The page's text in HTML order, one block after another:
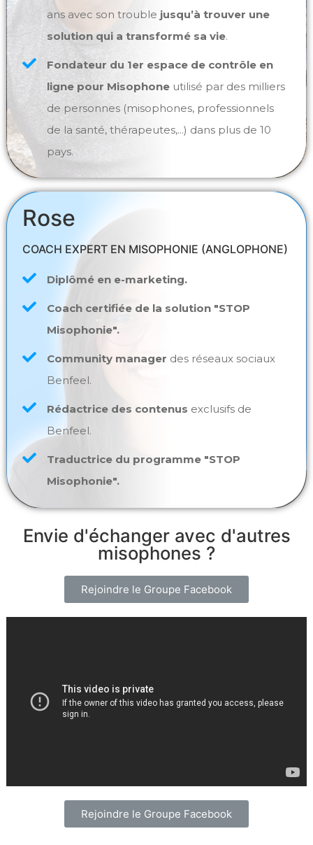
ans avec son trouble jusqu’à trouver une
solution qui a transformé sa vie.
Fondateur du 1er espace de contrôle en
ligne pour Misophone utilisé par des milliers
de personnes (misophones, professionnels
de la santé, thérapeutes,...) dans plus de 10
pays.
Rose
COACH EXPERT EN MISOPHONIE (ANGLOPHONE)
Diplômé en e-marketing.
Coach certifiée de la solution "STOP
Misophonie".
Community manager des réseaux sociaux
Benfeel.
Rédactrice des contenus exclusifs de
Benfeel.
Traductrice du programme "STOP
Misophonie".
Envie d'échanger avec d'autres
misophones ?
Rejoindre le Groupe Facebook
Rejoindre le Groupe Facebook